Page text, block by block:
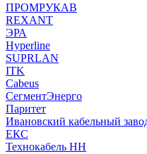
ПРОМРУКАВ
REXANT
ЭРА
Hyperline
SUPRLAN
ITK
Cabeus
СегментЭнерго
Паритет
Ивановский кабельный
ЕКС
Технокабель НН